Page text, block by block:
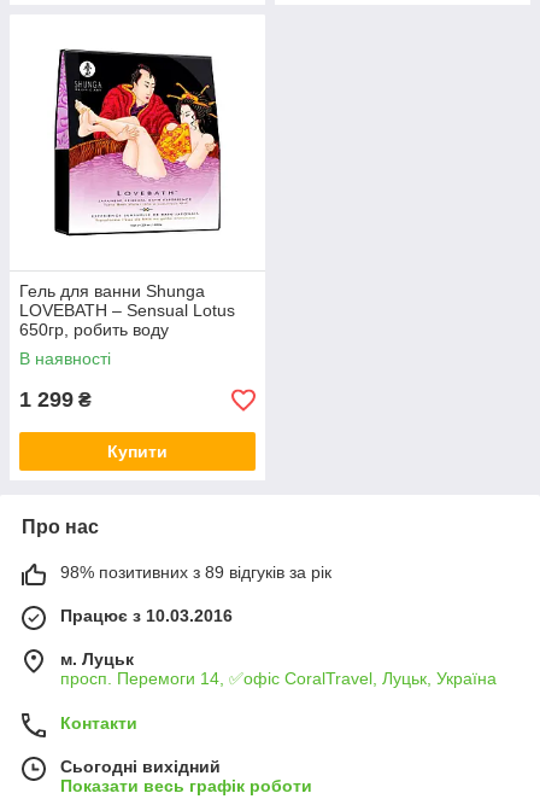
Гель для ванни Shunga
LOVEBATH – Sensual Lotus
650гр, робить воду
ароматним желе зі SPA
ефектом
В наявності
1 299 ₴
Купити
Про нас
98% позитивних з 89 відгуків за рік
Працює з 10.03.2016
м. Луцьк
просп. Перемоги 14, ✅офіс CoralTravel, Луцьк, Україна
Контакти
Сьогодні вихідний
Показати весь графік роботи